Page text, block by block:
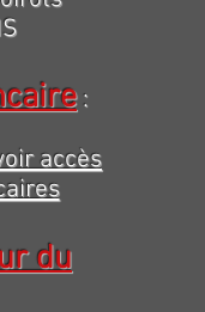
:
accès
du